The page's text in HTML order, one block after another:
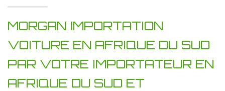
MORGAN IMPORTATION
VOITURE EN AFRIQUE DU SUD
PAR VOTRE IMPORTATEUR EN
AFRIQUE DU SUD ET